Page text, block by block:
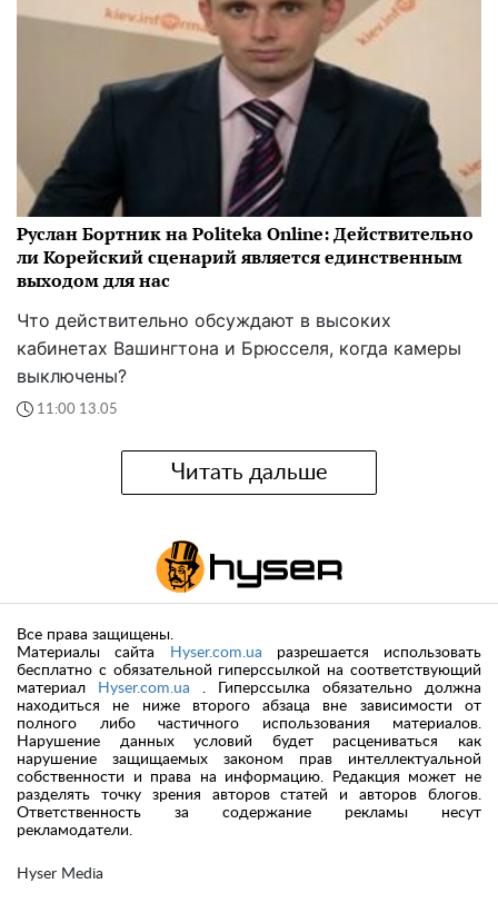
Руслан Бортник на Politeka Online: Действительно
ли Корейский сценарий является единственным
выходом для нас
Что действительно обсуждают в высоких
кабинетах Вашингтона и Брюсселя, когда камеры
выключены?
11:00 13.05
Читать дальше
Hyser Media
Все права защищены.
Материалы сайта
Hyser.com.ua разрешается использовать
бесплатно с обязательной гиперссылкой на соответствующий
материал
Hyser.com.ua . Гиперссылка обязательно должна
находиться не ниже второго абзаца вне зависимости от
полного либо частичного использования материалов.
Нарушение данных условий будет расцениваться как
нарушение защищаемых законом прав интеллектуальной
собственности и права на информацию. Редакция может не
разделять точку зрения авторов статей и авторов блогов.
Ответственность за содержание рекламы несут
рекламодатели.